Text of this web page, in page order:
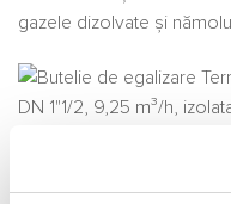
gazele dizolvate și